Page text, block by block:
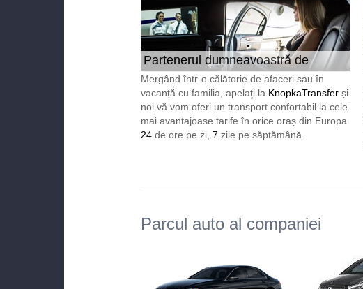
Partenerul dumneavoastră de
încredere în Europa 24/7
Mergând într-o călătorie de afaceri sau în
vacanță cu familia, apelaţi la KnopkaTransfer și
noi vă vom oferi un transport confortabil la cele
mai avantajoase tarife în orice oraș din Europa
24 de ore pe zi, 7 zile pe săptămână
Parcul auto al companiei